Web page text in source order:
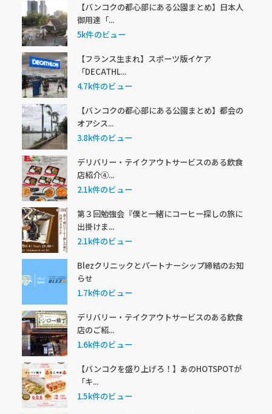
【バンコクの都心部にある公園まとめ】日本人
御用達「...
5k件のビュー
【フランス生まれ】スポーツ版イケア
「DECATHL...
4.7k件のビュー
【バンコクの都心部にある公園まとめ】都会の
オアシス...
3.8k件のビュー
デリバリー・テイクアウトサービスのある飲食
店紹介④...
2.1k件のビュー
第３回勉強会『僕と一緒にコーヒー探しの旅に
出掛けま...
2.1k件のビュー
Blezクリニックとパートナーシップ締結のお知
らせ
1.7k件のビュー
デリバリー・テイクアウトサービスのある飲食
店のご紹...
1.6k件のビュー
【バンコクを盛り上げろ！】あのHOTSPOTが
「キ...
1.5k件のビュー